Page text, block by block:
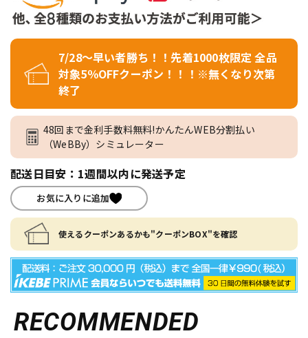
7/28～早い者勝ち！！先着1000枚限定 全品
対象5％OFFクーポン！！！※無くなり次第
終了
48回まで金利手数料無料!かんたんWEB分割払い
（WeBBy）シミュレーター
配送日目安：1週間以内に発送予定
お気に入りに追加
使えるクーポンあるかも"クーポンBOX"を確認
RECOMMENDED